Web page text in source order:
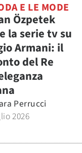
E LE MODE
Özpetek
la serie tv su
Armani: il
del Re
Perrucci
2026